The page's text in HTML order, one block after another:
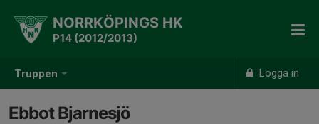
Truppen Logga in
NORRKÖPINGS HK
P14 (2012/2013)
Ebbot Bjarnesjö